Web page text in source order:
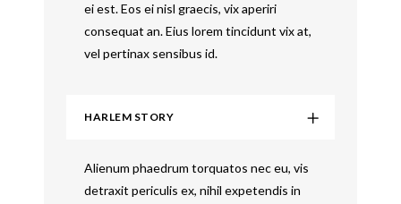
ei est. Eos ei nisl graecis, vix aperiri
consequat an. Eius lorem tincidunt vix at,
vel pertinax sensibus id.
HARLEM STORY
Alienum phaedrum torquatos nec eu, vis
detraxit periculis ex, nihil expetendis in